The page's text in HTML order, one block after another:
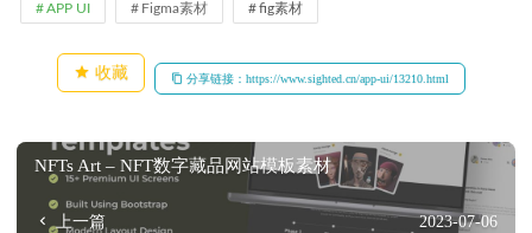
APP UI Figma素材 fig素材
收藏 分享链接：https://www.sighted.cn/app-ui/13210.html
NFTs Art – NFT数字藏品网站模板素材
上一篇 2023-07-06